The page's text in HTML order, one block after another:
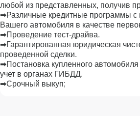
любой из представленных, получив
➡Различные кредитные программы с
Вашего автомобиля в качестве
➡Проведение тест-драйва.
➡Гарантированная юридическая
проведенной сделки.
➡Постановка купленного
учет в органах ГИБДД.
➡Срочный выкуп;